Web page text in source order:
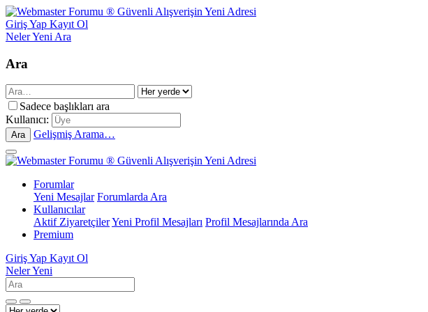
Giriş Yap Kayıt Ol
Neler Yeni Ara
Ara
Sadece başlıkları ara
Kullanıcı:
Ara Gelişmiş Arama…
Forumlar
Yeni Mesajlar Forumlarda Ara
Kullanıcılar
Aktif ZiyaretçilerYeni Profil Mesajları Profil Mesajlarında Ara
Premium
Giriş Yap Kayıt Ol
Neler Yeni